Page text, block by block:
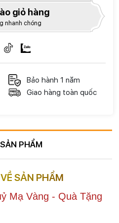
giỏ hàng
nhanh chóng
Bảo hành 1 năm
Giao hàng toàn quốc
PHẨM
SẢN PHẨM
Mạ Vàng - Quà Tặng